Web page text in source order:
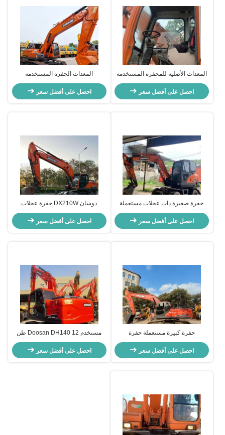
المعدات الأصلية للمحفرة المستخدمة
DOOSAN 150W-7 39.7kW
احصل على أفضل سعر
المعدات الحفرة المستخدمة
احصل على أفضل سعر
حفرة صغيرة ذات عجلات مستعملة
حفرة DOOSAN DH60 حفرة
مستعملة 5550 كجم
احصل على أفضل سعر
دوسان DX210W حفرة عجلات
مستعملة هيدروليك ميني حفرة يد ثانية
20100 كجم
احصل على أفضل سعر
حفرة كبيرة مستعملة حفرة
هيدروليكية دوسان DH300 يد ثانية
احصل على أفضل سعر
مستخدم Doosan DH140 12 طن
Crawler Excavator Old Earth
Moving Machinery
احصل على أفضل سعر